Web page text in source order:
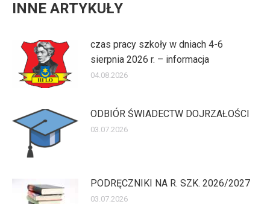
INNE ARTYKUŁY
czas pracy szkoły w dniach 4-6
sierpnia 2026 r. – informacja
04.08.2026
ODBIÓR ŚWIADECTW DOJRZAŁOŚCI
03.07.2026
PODRĘCZNIKI NA R. SZK. 2026/2027
03.07.2026